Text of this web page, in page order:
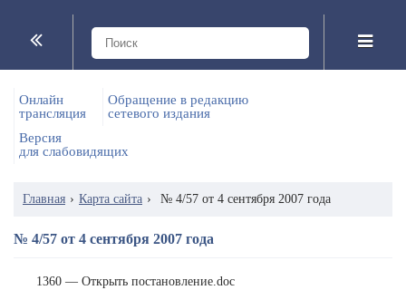
Онлайн
трансляция
Обращение в редакцию
сетевого издания
Версия
для слабовидящих
Главная › Карта сайта › № 4/57 от 4 сентября 2007 года
№ 4/57 от 4 сентября 2007 года
1360 — Открыть постановление.doc